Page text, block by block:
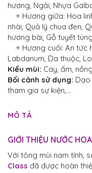
hương, Ngải, Nhựa
+ Hương giữa: Hoa
nhài, Quả lý chua đen,
hương bài, Gỗ tuyết
+ Hương cuối: An tức
Labdanum, Da thuộc,
Kiểu mùi: Cay, ấm,
Bối cảnh sử dụng: Dạo
tham gia sự kiện,...
MÔ TẢ
GIỚI THIỆU NƯỚC
Với tông mùi nam tính,
Class đã được hoàn